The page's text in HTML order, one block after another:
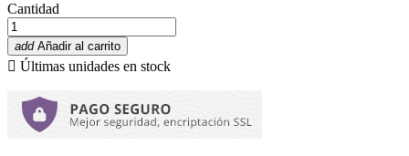
Cantidad
add Añadir al carrito
 Últimas unidades en stock